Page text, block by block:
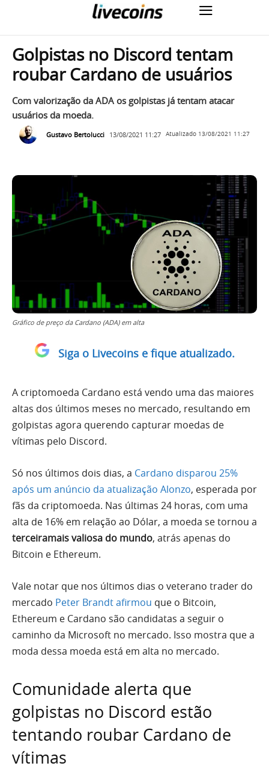
Golpistas no Discord tentam
roubar Cardano de usuários
Com valorização da ADA os golpistas já tentam atacar
usuários da moeda.
Gustavo Bertolucci 13/08/2021 11:27 Atualizado 13/08/2021 11:27
Gráfico de preço da Cardano (ADA) em alta
Siga o Livecoins e fique atualizado.
A criptomoeda Cardano está vendo uma das maiores
altas dos últimos meses no mercado, resultando em
golpistas agora querendo capturar moedas de
vítimas pelo Discord.
Só nos últimos dois dias, a Cardano disparou 25%
após um anúncio da atualização Alonzo, esperada por
fãs da criptomoeda. Nas últimas 24 horas, com uma
alta de 16% em relação ao Dólar, a moeda se tornou a
terceiramais valiosa do mundo, atrás apenas do
Bitcoin e Ethereum.
Vale notar que nos últimos dias o veterano trader do
mercado Peter Brandt afirmou que o Bitcoin,
Ethereum e Cardano são candidatas a seguir o
caminho da Microsoft no mercado. Isso mostra que a
moda dessa moeda está em alta no mercado.
Comunidade alerta que
golpistas no Discord estão
tentando roubar Cardano de
vítimas